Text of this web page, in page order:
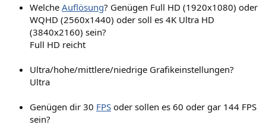
Welche Auflösung? Genügen Full HD (1920x1080) oder
WQHD (2560x1440) oder soll es 4K Ultra HD
(3840x2160) sein?
Full HD reicht
Ultra/hohe/mittlere/niedrige Grafikeinstellungen?
Ultra
Genügen dir 30 FPS oder sollen es 60 oder gar 144 FPS
sein?